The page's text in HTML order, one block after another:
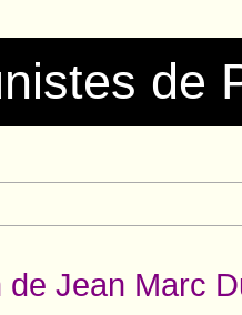
de Jean Marc